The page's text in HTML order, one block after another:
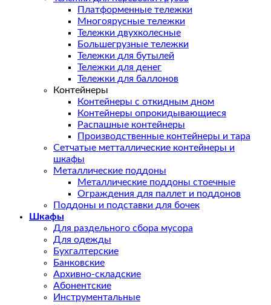
Платформенные тележки
Многоярусные тележки
Тележки двухколесные
Большегрузные тележки
Тележки для бутылей
Тележки для денег
Тележки для баллонов
Контейнеры
Контейнеры с откидным дном
Контейнеры опрокидывающиеся
Распашные контейнеры
Производственные контейнеры и тара
Сетчатые метталлические контейнеры и
шкафы
Металлические поддоны
Металлические поддоны стоечные
Ограждения для паллет и поддонов
Поддоны и подставки для бочек
Шкафы
Для раздельного сбора мусора
Для одежды
Бухгалтерские
Банковские
Архивно-складские
Абонентские
Инструментальные